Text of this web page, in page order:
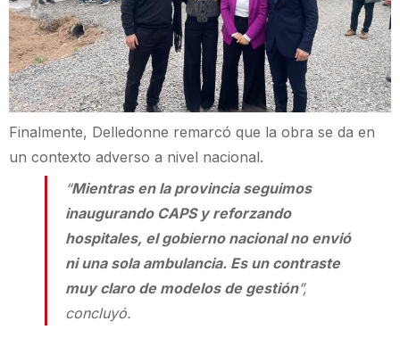
Finalmente, Delledonne remarcó que la obra se da en
un contexto adverso a nivel nacional.
“Mientras en la provincia seguimos
inaugurando CAPS y reforzando
hospitales, el gobierno nacional no envió
ni una sola ambulancia. Es un contraste
muy claro de modelos de gestión”,
concluyó.